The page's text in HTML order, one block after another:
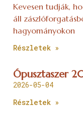
Kevesen tudják,
áll
hagyományokon
Részletek »
Ópusztaszer
2026-05-04
Részletek »